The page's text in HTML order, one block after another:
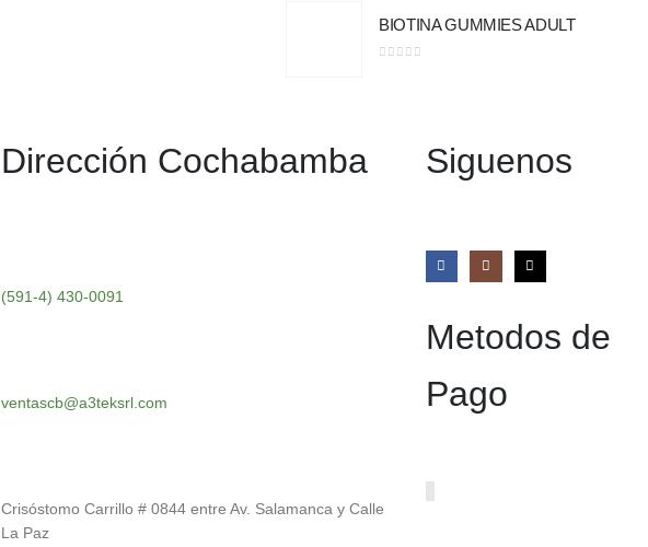
BIOTINA GUMMIES ADULT
Dirección Cochabamba
(591-4) 430-0091
ventascb@a3teksrl.com
Crisóstomo Carrillo # 0844 entre Av. Salamanca y Calle
La Paz
Siguenos
Metodos de
Pago